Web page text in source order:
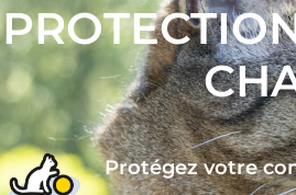
Protégez votre